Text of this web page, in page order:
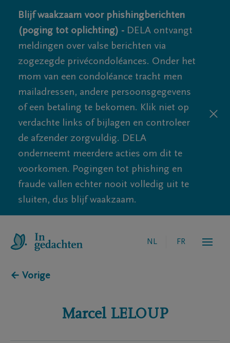
Blijf waakzaam voor phishingberichten
(poging tot oplichting) - DELA ontvangt
meldingen over valse berichten via
zogezegde privécondoléances. Onder het
mom van een condoléance tracht men
mailadressen, andere persoonsgegevens
of een betaling te bekomen. Klik niet op
verdachte links of bijlagen en controleer
de afzender zorgvuldig. DELA
onderneemt meerdere acties om dit te
voorkomen. Pogingen tot phishing en
fraude vallen echter nooit volledig uit te
sluiten, dus blijf waakzaam.
NL FR
← Vorige
Marcel LELOUP